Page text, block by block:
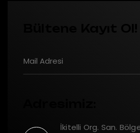
İkitelli Org. San.